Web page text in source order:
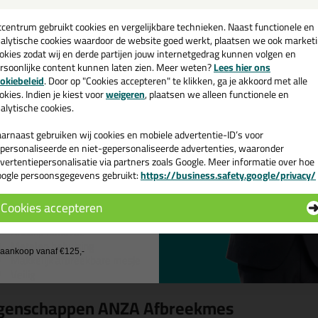
Omschrijving
Afbreekmes
professionele afbreekmessen met degelijke metalen behuizing
uitermate veilig door de mes-blokkering.
Mes-blokkering
Antislip handvat
Metalen behuizing
Makkelijk afbreekbare mesje
ANZA Afbreekmes
gebruikt cookies en vergelijkbare technieken. Naast functionele en
cookies waardoor de website goed werkt, plaatsen we ook
zodat wij en derde partijen jouw internetgedrag kunnen volgen en
content kunnen laten zien. Meer weten?Lees hier ons
. Door op "Cookies accepteren" te klikken, ga je akkoord met alle
Indien je kiest voorweigeren, plaatsen we alleen functionele en
cookies.
gebruiken wij cookies en mobiele advertentie-ID’s voor
en niet-gepersonaliseerde advertenties, waaronder
via partners zoals Google. Meer informatie over hoe
persoonsgegevens gebruikt:https://business.safety.google/privacy/
Cookies accepteren
💚
en ontvang een
€35,-bij je eerste bestelling!
de actiecode ›
geen cadeau
vanaf €125,-